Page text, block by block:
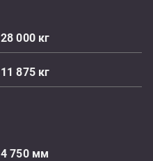
28 000 кг
11 875 кг
4 750 мм